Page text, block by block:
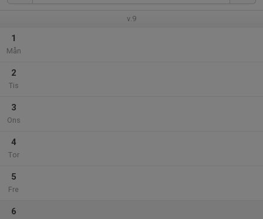
v.9
1
Mån
2
Tis
3
Ons
4
Tor
5
Fre
6